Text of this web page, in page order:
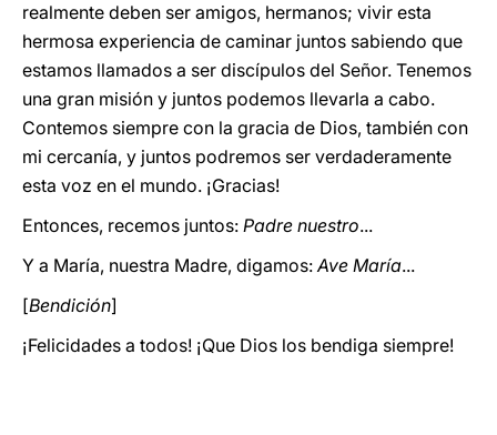
realmente deben ser amigos, hermanos; vivir esta
hermosa experiencia de caminar juntos sabiendo que
estamos llamados a ser discípulos del Señor. Tenemos
una gran misión y juntos podemos llevarla a cabo.
Contemos siempre con la gracia de Dios, también con
mi cercanía, y juntos podremos ser verdaderamente
esta voz en el mundo. ¡Gracias!
Entonces, recemos juntos: Padre nuestro...
Y a María, nuestra Madre, digamos:Ave María...
[Bendición]
¡Felicidades a todos! ¡Que Dios los bendiga siempre!